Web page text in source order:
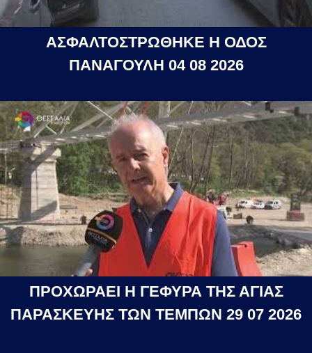
ΑΣΦΑΛΤΟΣΤΡΩΘΗΚΕ Η ΟΔΟΣ
ΠΑΝΑΓΟΥΛΗ 04 08 2026
ΠΡΟΧΩΡΑΕΙ Η ΓΕΦΥΡΑ ΤΗΣ ΑΓΙΑΣ
ΠΑΡΑΣΚΕΥΗΣ ΤΩΝ ΤΕΜΠΩΝ 29 07 2026